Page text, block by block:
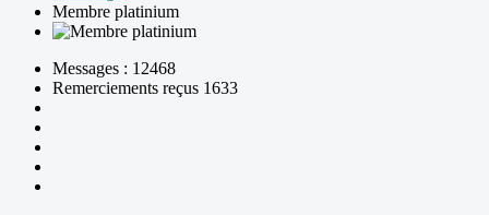
Membre platinium
Messages : 12468
Remerciements reçus 1633